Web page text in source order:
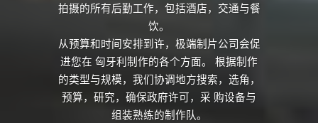
拍摄的所有后勤工作，包括酒店，交通与餐
饮。
从预算和时间安排到许，极端制片公司会促
进您在 匈牙利制作的各个方面。 根据制作
的类型与规模，我们协调地方搜索，选角，
预算，研究，确保政府许可，采 购设备与
组装熟练的制作队。